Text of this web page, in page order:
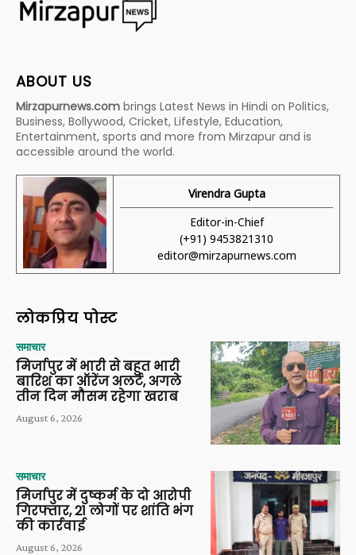
ABOUT US
Mirzapurnews.com brings Latest News in Hindi on Politics,
Business, Bollywood, Cricket, Lifestyle, Education,
Entertainment, sports and more from Mirzapur and is
accessible around the world.
Virendra Gupta
Editor-in-Chief
(+91) 9453821310
editor@mirzapurnews.com
लोकप्रिय पोस्ट
समाचार
मिर्जापुर में भारी से बहुत भारी
बारिश का ऑरेंज अलर्ट, अगले
तीन दिन मौसम रहेगा खराब
August 6, 2026
समाचार
मिर्जापुर में दुष्कर्म के दो आरोपी
गिरफ्तार, 21 लोगों पर शांति भंग
की कार्रवाई
August 6, 2026